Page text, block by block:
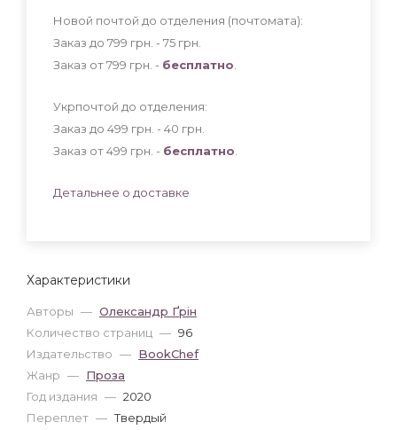
Характеристики
Авторы — Олександр Ґрін
Количество страниц — 96
Издательство — BookChef
Жанр — Проза
Год издания — 2020
Переплет — Твердый
Новой почтой до отделения (почтомата):
Заказ до 799 грн. - 75 грн
Заказ от 799 грн. - бесплатно
Укрпочтой до отделения:
Заказ до 499 грн. - 40 грн
Заказ от 499 грн. - бесплатно
Детальнее о доставке